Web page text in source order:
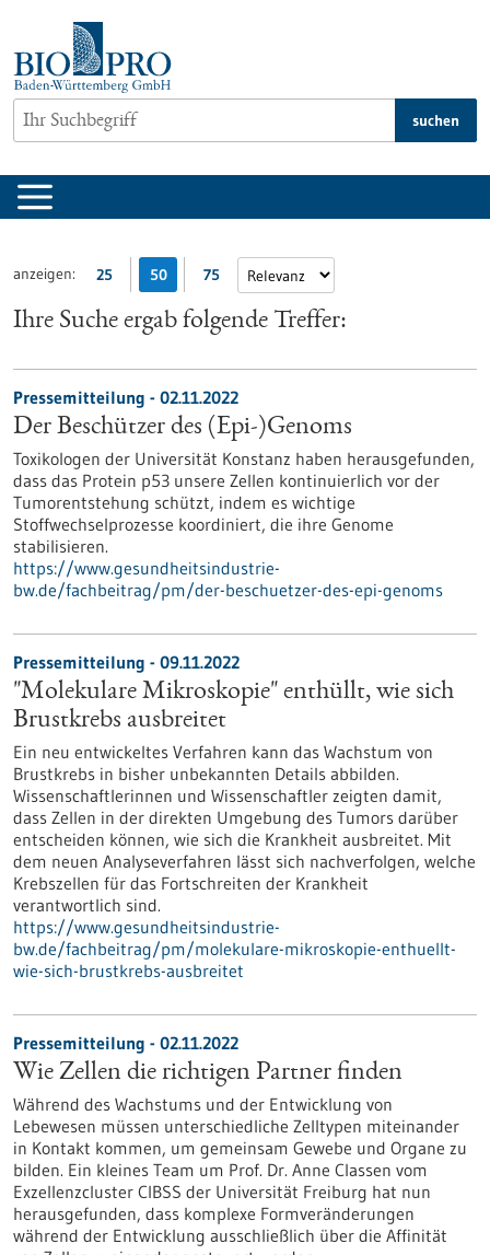
springen
suchen
anzeigen: 25 50 75
Ihre Suche ergab folgende Treffer:
Pressemitteilung - 02.11.2022
Der Beschützer des (Epi-)Genoms
Toxikologen der Universität Konstanz haben herausgefunden,
dass das Protein p53 unsere Zellen kontinuierlich vor der
Tumorentstehung schützt, indem es wichtige
Stoffwechselprozesse koordiniert, die ihre Genome
stabilisieren.
https://www.gesundheitsindustrie-
bw.de/fachbeitrag/pm/der-beschuetzer-des-epi-genoms
Pressemitteilung - 09.11.2022
"Molekulare Mikroskopie" enthüllt, wie sich
Brustkrebs ausbreitet
Ein neu entwickeltes Verfahren kann das Wachstum von
Brustkrebs in bisher unbekannten Details abbilden.
Wissenschaftlerinnen und Wissenschaftler zeigten damit,
dass Zellen in der direkten Umgebung des Tumors darüber
entscheiden können, wie sich die Krankheit ausbreitet. Mit
dem neuen Analyseverfahren lässt sich nachverfolgen, welche
Krebszellen für das Fortschreiten der Krankheit
verantwortlich sind.
https://www.gesundheitsindustrie-
bw.de/fachbeitrag/pm/molekulare-mikroskopie-enthuellt-
wie-sich-brustkrebs-ausbreitet
Pressemitteilung - 02.11.2022
Wie Zellen die richtigen Partner finden
Während des Wachstums und der Entwicklung von
Lebewesen müssen unterschiedliche Zelltypen miteinander
in Kontakt kommen, um gemeinsam Gewebe und Organe zu
bilden. Ein kleines Team um Prof. Dr. Anne Classen vom
Exzellenzcluster CIBSS der Universität Freiburg hat nun
herausgefunden, dass komplexe Formveränderungen
während der Entwicklung ausschließlich über die Affinität